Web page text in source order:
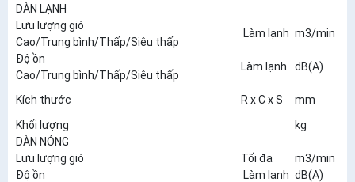
DÀN LẠNH
Lưu lượng gió
Cao/Trung bình/Thấp/Siêu thấp
Làm lạnh m3/min
Độ ồn
Cao/Trung bình/Thấp/Siêu thấp
Làm lạnh dB(A)
Kích thước
R x C x S mm
Khối lượng
kg
DÀN NÓNG
Lưu lượng gió
Tối đa m3/min
Độ ồn
Làm lạnh dB(A)